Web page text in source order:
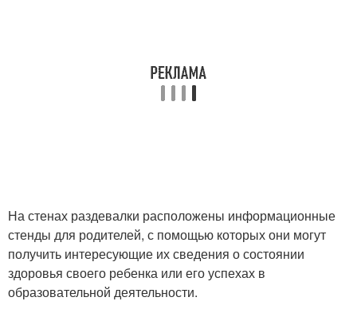
На стенах раздевалки расположены информационные
стенды для родителей, с помощью которых они могут
получить интересующие их сведения о состоянии
здоровья своего ребенка или его успехах в
образовательной деятельности.